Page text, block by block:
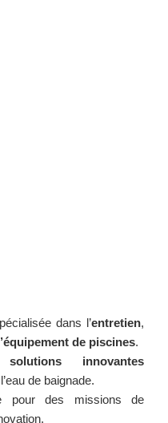
dans l’entretien,
de piscines.
solutions innovantes
de baignade.
pour des missions de